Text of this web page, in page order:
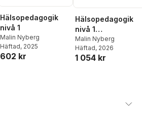
Hälsopedagogik
nivå 1
Malin Nyberg
Häftad, 2025
602 kr
Hälsopedagogik
nivå 1
Lärarhandledning
med Lärarwebb
Malin Nyberg
Häftad, 2026
1 054 kr